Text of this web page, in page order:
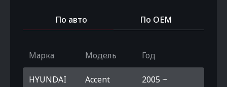
По авто По OEM
Марка Модель Год
HYUNDAI Accent 2005 ~